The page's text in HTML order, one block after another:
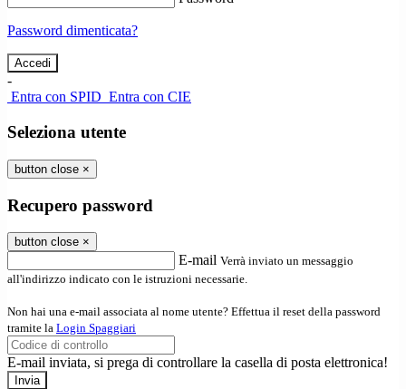
Password dimenticata?
-
Entra con SPID Entra con CIE
Seleziona utente
button close ×
Recupero password
button close ×
E-mail Verrà inviato un messaggio
all'indirizzo indicato con le istruzioni necessarie.
Non hai una e-mail associata al nome utente? Effettua il reset della password
tramite la Login Spaggiari
E-mail inviata, si prega di controllare la casella di posta elettronica!